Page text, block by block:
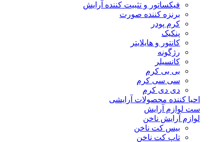
فیکساتور و تثبیت کننده آرایش
برنزه کننده صورت
کرم پودر
پنکیک
کانتور و هایلایتر
رژگونه
کانسیلر
بی بی کرم
سی سی کرم
دی دی کرم
احیا کننده محصولات آرایشی
ست لوازم آرایش
لوازم آرایش ناخن
بیس کت ناخن
تاپ کت ناخن